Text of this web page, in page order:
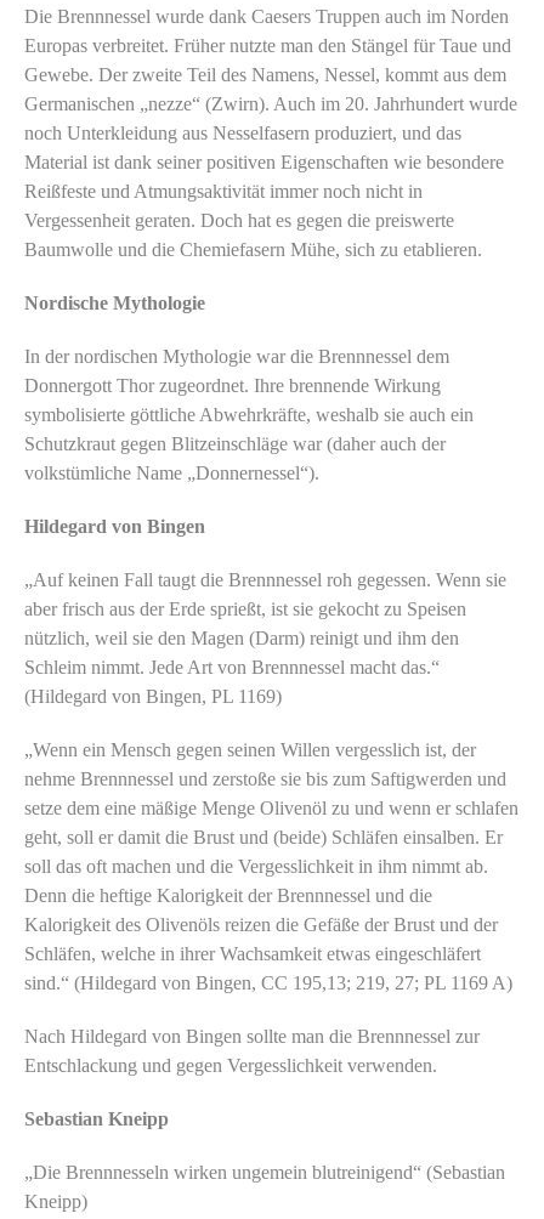
Die Brennnessel wurde dank Caesers Truppen auch im Norden
Europas verbreitet. Früher nutzte man den Stängel für Taue und
Gewebe. Der zweite Teil des Namens, Nessel, kommt aus dem
Germanischen „nezze“ (Zwirn). Auch im 20. Jahrhundert wurde
noch Unterkleidung aus Nesselfasern produziert, und das
Material ist dank seiner positiven Eigenschaften wie besondere
Reißfeste und Atmungsaktivität immer noch nicht in
Vergessenheit geraten. Doch hat es gegen die preiswerte
Baumwolle und die Chemiefasern Mühe, sich zu etablieren.
Nordische Mythologie
In der nordischen Mythologie war die Brennnessel dem
Donnergott Thor zugeordnet. Ihre brennende Wirkung
symbolisierte göttliche Abwehrkräfte, weshalb sie auch ein
Schutzkraut gegen Blitzeinschläge war (daher auch der
volkstümliche Name „Donnernessel“).
Hildegard von Bingen
„Auf keinen Fall taugt die Brennnessel roh gegessen. Wenn sie
aber frisch aus der Erde sprießt, ist sie gekocht zu Speisen
nützlich, weil sie den Magen (Darm) reinigt und ihm den
Schleim nimmt. Jede Art von Brennnessel macht das.“
(Hildegard von Bingen, PL 1169)
„Wenn ein Mensch gegen seinen Willen vergesslich ist, der
nehme Brennnessel und zerstoße sie bis zum Saftigwerden und
setze dem eine mäßige Menge Olivenöl zu und wenn er schlafen
geht, soll er damit die Brust und (beide) Schläfen einsalben. Er
soll das oft machen und die Vergesslichkeit in ihm nimmt ab.
Denn die heftige Kalorigkeit der Brennnessel und die
Kalorigkeit des Olivenöls reizen die Gefäße der Brust und der
Schläfen, welche in ihrer Wachsamkeit etwas eingeschläfert
sind.“ (Hildegard von Bingen, CC 195,13; 219, 27; PL 1169 A)
Nach Hildegard von Bingen sollte man die Brennnessel zur
Entschlackung und gegen Vergesslichkeit verwenden.
Sebastian Kneipp
„Die Brennnesseln wirken ungemein blutreinigend“ (Sebastian
Kneipp)